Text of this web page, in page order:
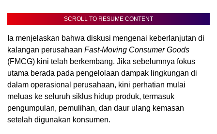
SCROLL TO RESUME CONTENT
Ia menjelaskan bahwa diskusi mengenai keberlanjutan di
kalangan perusahaan Fast-Moving Consumer Goods
(FMCG) kini telah berkembang. Jika sebelumnya fokus
utama berada pada pengelolaan dampak lingkungan di
dalam operasional perusahaan, kini perhatian mulai
meluas ke seluruh siklus hidup produk, termasuk
pengumpulan, pemulihan, dan daur ulang kemasan
setelah digunakan konsumen.